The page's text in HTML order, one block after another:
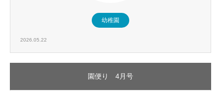
幼稚園
2026.05.22
園便り 4月号